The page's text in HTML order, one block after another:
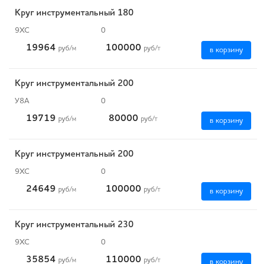
Круг инструментальный 180
9ХС 0
19964 руб/м 100000 руб/т в корзину
Круг инструментальный 200
У8А 0
19719 руб/м 80000 руб/т в корзину
Круг инструментальный 200
9ХС 0
24649 руб/м 100000 руб/т в корзину
Круг инструментальный 230
9ХС 0
35854 руб/м 110000 руб/т в корзину